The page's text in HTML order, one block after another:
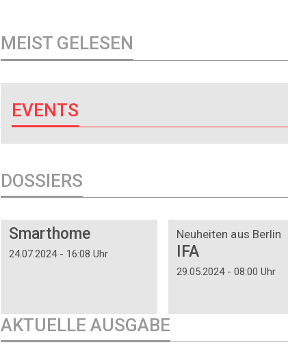
MEIST GELESEN
EVENTS
DOSSIERS
Smarthome
24.07.2024 - 16:08 Uhr
Neuheiten aus Berlin
IFA
29.05.2024 - 08:00 Uhr
AKTUELLE AUSGABE